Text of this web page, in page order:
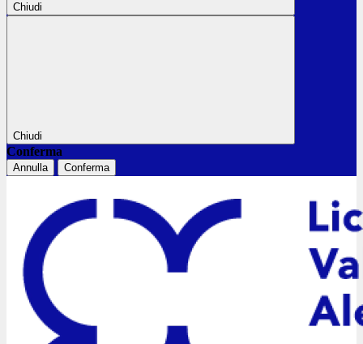
Chiudi
Chiudi
Conferma
Annulla Conferma